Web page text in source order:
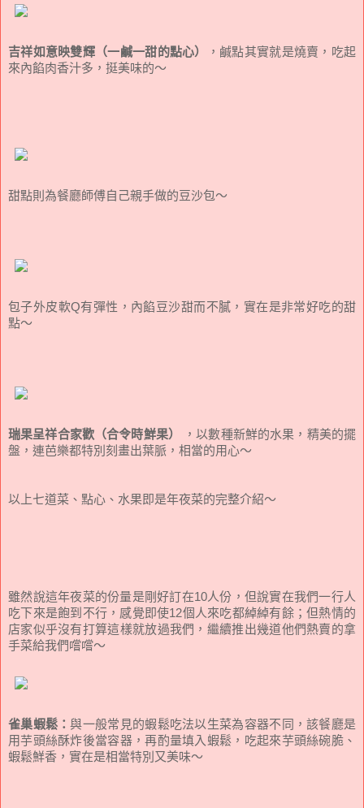
吉祥如意映雙輝（一鹹一甜的點心）
，鹹點其實就是燒賣，吃起
來內餡肉香汁多，挺美味的～
甜點則為餐廳師傅自己親手做的豆沙包～
包子外皮軟Q有彈性，內餡豆沙甜而不膩，實在是非常好吃的甜
點～
瑞果呈祥合家歡（合令時鮮果）
，以數種新鮮的水果，精美的擺
盤，連芭樂都特別刻畫出葉脈，相當的用心～
以上七道菜、點心、水果即是年夜菜的完整介紹～
雖然說這年夜菜的份量是剛好訂在10人份，但說實在我們一行人
吃下來是飽到不行，感覺即使12個人來吃都綽綽有餘；但熱情的
店家似乎沒有打算這樣就放過我們，繼續推出幾道他們熱賣的拿
手菜給我們嚐嚐～
雀巢蝦鬆：與一般常見的蝦鬆吃法以生菜為容器不同，該餐廳是
用芋頭絲酥炸後當容器，再酌量填入蝦鬆，吃起來芋頭絲碗脆、
蝦鬆鮮香，實在是相當特別又美味～